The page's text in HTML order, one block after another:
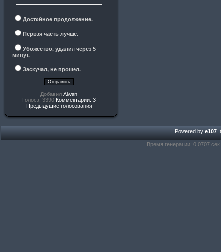
Достойное продолжение.
Первая часть лучше.
Убожество, удалил через 5
минут.
Заскучал, не прошел.
Добавил Aiwan
Голоса: 3390 Комментарии: 3
Предыдущие голосования
Powered by e107
Время генерации: 0.0707